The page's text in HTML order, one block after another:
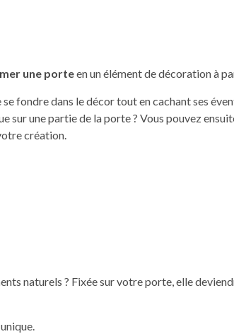
une porteen un élément de décoration à
fondre dans le décor tout en cachant ses
sur une partie de la porte ? Vous pouvez
création.
naturels ? Fixée sur votre porte, elle